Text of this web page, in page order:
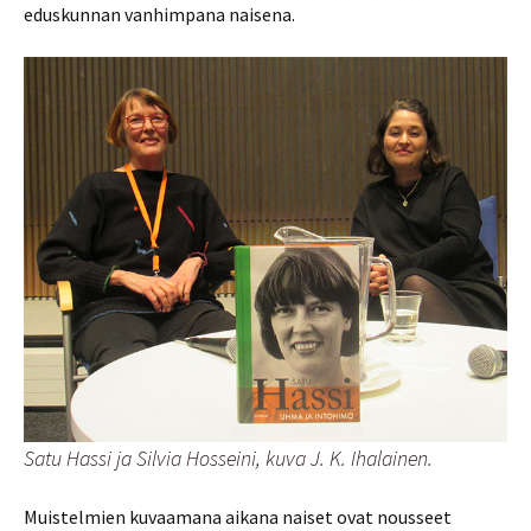
eduskunnan vanhimpana naisena.
Satu Hassi ja Silvia Hosseini, kuva J. K. Ihalainen.
Muistelmien kuvaamana aikana naiset ovat nousseet